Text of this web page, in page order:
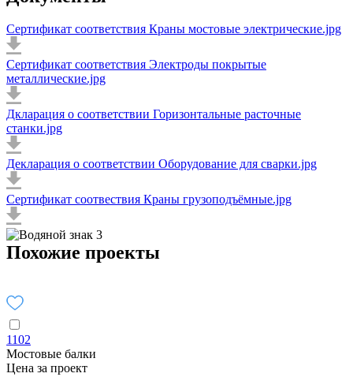
Сертификат соответствия Краны мостовые электрические.jpg
Сертификат соответствия Электроды покрытые
металлические.jpg
Дкларация о соответствии Горизонтальные расточные
станки.jpg
Декларация о соответствии Оборудование для сварки.jpg
Сертификат соотвествия Краны грузоподъёмные.jpg
Похожие проекты
1102
Мостовые балки
Цена за проект